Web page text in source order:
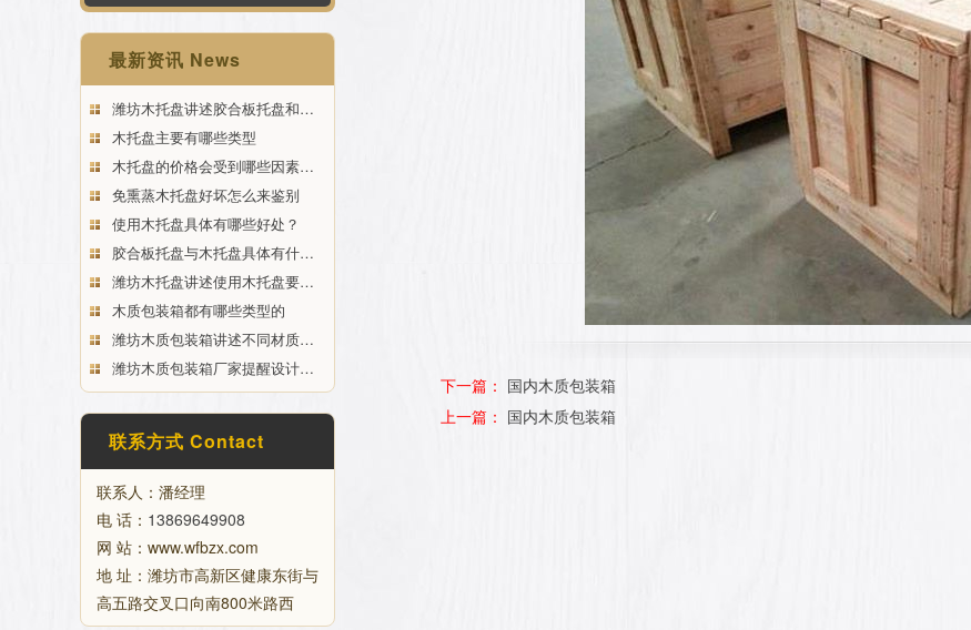
最新资讯 News
潍坊木托盘讲述胶合板托盘和…
木托盘主要有哪些类型
木托盘的价格会受到哪些因素…
免熏蒸木托盘好坏怎么来鉴别
使用木托盘具体有哪些好处？
胶合板托盘与木托盘具体有什…
潍坊木托盘讲述使用木托盘要…
木质包装箱都有哪些类型的
潍坊木质包装箱讲述不同材质…
潍坊木质包装箱厂家提醒设计…
联系方式 Contact
联系人：潘经理
电 话： 13869649908
网 站：www.wfbzx.com
地 址：潍坊市高新区健康东街与
高五路交叉口向南800米路西
下一篇： 国内木质包装箱
上一篇： 国内木质包装箱